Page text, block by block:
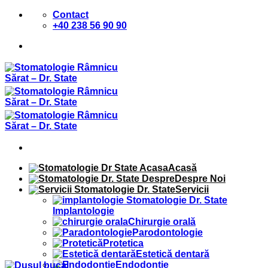
Sari
Contact
+40 238 56 90 90
Acasă
Despre Noi
Servicii
Implantologie
Chirurgie orală
Parodontologie
Protetica
Estetică dentară
Endodontie